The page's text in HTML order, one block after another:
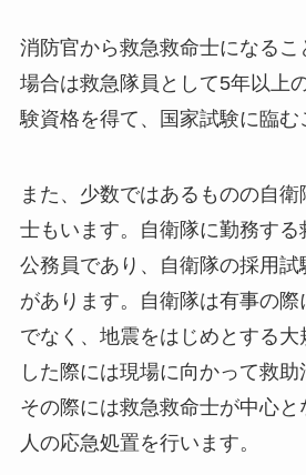
消防官から救急救命士になる
場合は救急隊員として5年以上
験資格を得て、国家試験に臨む
また、少数ではあるものの自
士もいます。自衛隊に勤務する
公務員であり、自衛隊の採用
があります。自衛隊は有事の
でなく、地震をはじめとする大
した際には現場に向かって救助
その際には救急救命士が中心と
人の応急処置を行います。